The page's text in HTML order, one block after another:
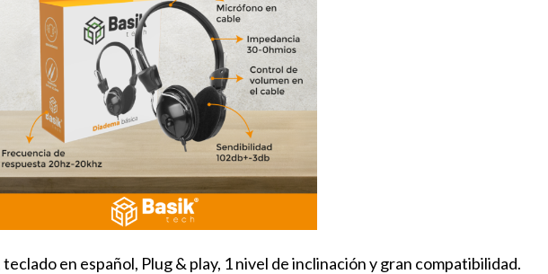
en español, Plug & play, 1 nivel de inclinación y gran compatibilidad.